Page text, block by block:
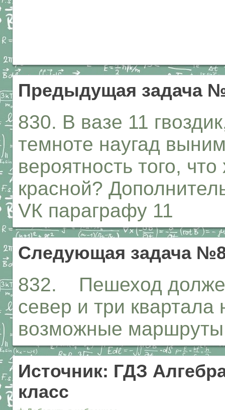
Предыдущая задача
830. В вазе 11
темноте наугад
вероятность того,
красной?
VК параграфу 11
Следующая задача
832. Пешеход
север и три
возможные
Источник: ГДЗ
класс